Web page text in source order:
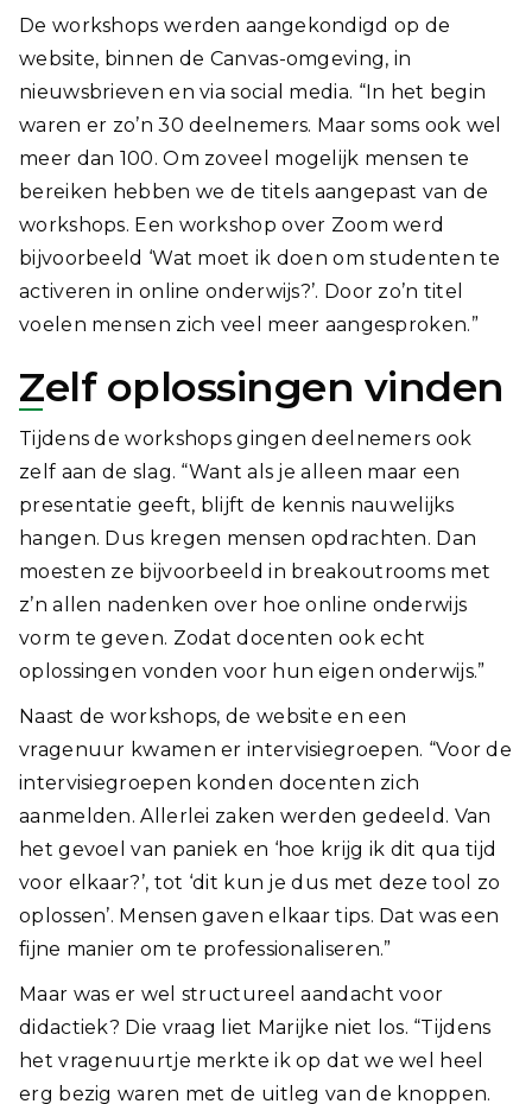
De workshops werden aangekondigd op de
website, binnen de Canvas-omgeving, in
nieuwsbrieven en via social media. “In het begin
waren er zo’n 30 deelnemers. Maar soms ook wel
meer dan 100. Om zoveel mogelijk mensen te
bereiken hebben we de titels aangepast van de
workshops. Een workshop over Zoom werd
bijvoorbeeld ‘Wat moet ik doen om studenten te
activeren in online onderwijs?’. Door zo’n titel
voelen mensen zich veel meer aangesproken.”
Zelf oplossingen vinden
Tijdens de workshops gingen deelnemers ook
zelf aan de slag. “Want als je alleen maar een
presentatie geeft, blijft de kennis nauwelijks
hangen. Dus kregen mensen opdrachten. Dan
moesten ze bijvoorbeeld in breakoutrooms met
z’n allen nadenken over hoe online onderwijs
vorm te geven. Zodat docenten ook echt
oplossingen vonden voor hun eigen onderwijs.”
Naast de workshops, de website en een
vragenuur kwamen er intervisiegroepen. “Voor de
intervisiegroepen konden docenten zich
aanmelden. Allerlei zaken werden gedeeld. Van
het gevoel van paniek en ‘hoe krijg ik dit qua tijd
voor elkaar?’, tot ‘dit kun je dus met deze tool zo
oplossen’. Mensen gaven elkaar tips. Dat was een
fijne manier om te professionaliseren.”
Maar was er wel structureel aandacht voor
didactiek? Die vraag liet Marijke niet los. “Tijdens
het vragenuurtje merkte ik op dat we wel heel
erg bezig waren met de uitleg van de knoppen.